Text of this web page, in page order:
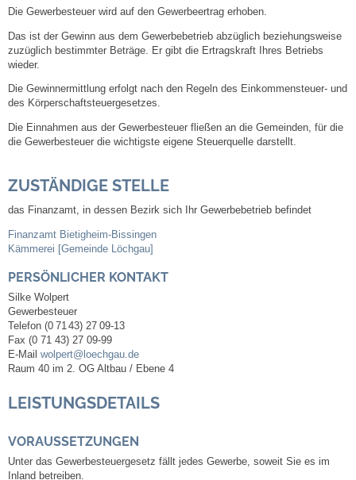
Steuern
Gebühren und Beiträge
Ortsrecht
Trinkwasser - Härtebereich
Redaktionsstatut für das Amtsblatt
Service
Notdienste
Fahrplanauskünfte
Bildergalerie
Die Gewerbesteuer wird auf den Gewerbeertrag erhoben.
Das ist der Gewinn aus dem Gewerbebetrieb abzüglich beziehungsweise
zuzüglich bestimmter Beträge. Er gibt die Ertragskraft Ihres Betriebs
wieder.
Die Gewinnermittlung erfolgt nach den Regeln des Einkommensteuer- und
des Körperschaftsteuergesetzes.
Die Einnahmen aus der Gewerbesteuer fließen an die Gemeinden, für die
die Gewerbesteuer die wichtigste eigene Steuerquelle darstellt.
ZUSTÄNDIGE STELLE
das Finanzamt, in dessen Bezirk sich Ihr Gewerbebetrieb befindet
Finanzamt Bietigheim-Bissingen
Kämmerei [Gemeinde Löchgau]
PERSÖNLICHER KONTAKT
Silke Wolpert
Gewerbesteuer
Telefon (0 7143) 27 09-13
Fax (0 71 43) 27 09-99
E-Mail wolpert@loechgau.de
Raum 40 im 2. OG Altbau / Ebene 4
LEISTUNGSDETAILS
VORAUSSETZUNGEN
Unter das Gewerbesteuergesetz fällt jedes Gewerbe, soweit Sie es im
Inland betreiben.